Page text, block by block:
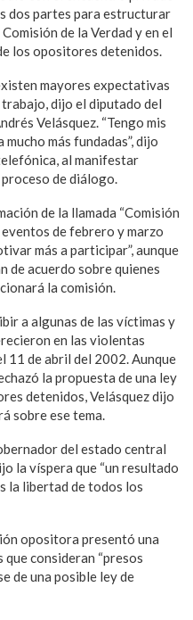
dos partes para estructurar
de la Verdad y en el
los opositores detenidos.
mayores expectativas
dijo el diputado del
Velásquez. “Tengo mis
más fundadas”, dijo
al manifestar
de diálogo.
de la llamada “Comisión
de febrero y marzo
más a participar”, aunque
de acuerdo sobre quienes
la comisión.
a algunas de las víctimas y
en las violentas
11 de abril del 2002. Aunque
la propuesta de una ley
detenidos, Velásquez dijo
sobre ese tema.
del estado central
la víspera que “un resultado
la libertad de todos los
opositora presentó una
consideran “presos
de una posible ley de